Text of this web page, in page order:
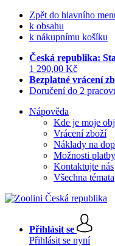
Zpět do hlavního
k obsahu
k nákupnímu košíku
Česká republika:
1 290,00 Kč
Bezplatné vrácení
Doručení do 2
Nápověda
Kde je moje
Vrácení zboží
Náklady na
Možnosti platby
Kontaktujte nás
Všechna témata
Přihlásit se
Přihlásit se nyní